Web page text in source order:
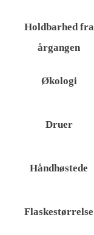
Holdbarhed fra
årgangen
Økologi
Druer
Håndhøstede
Flaskestørrelse